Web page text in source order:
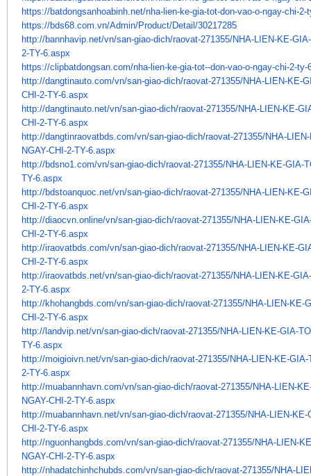
https://batdongsanhoabinh.net/nha-lien-ke-gia-tot-don-vao-o-ngay-chi-2-
https://bds68.com.vn/Admin/Product/Detail/30217285
http://bannhavip.net/vn/san-giao-dich/raovat-271355/NHA-LIEN-KE-
2-TY-6.aspx
https://clipbatdongsan.com/nha-lien-ke-gia-tot--don-vao-o-ngay-chi-2-ty-
http://dangtinauto.com/vn/san-giao-dich/raovat-271355/NHA-LIEN-KE-
CHI-2-TY-6.aspx
http://dangtinauto.net/vn/san-giao-dich/raovat-271355/NHA-LIEN-KE-
CHI-2-TY-6.aspx
http://dangtinraovatbds.com/vn/san-giao-dich/raovat-271355/NHA-
NGAY-CHI-2-TY-6.aspx
http://bdsno1.com/vn/san-giao-dich/raovat-271355/NHA-LIEN-KE-GIA-
TY-6.aspx
http://bdstoanquoc.net/vn/san-giao-dich/raovat-271355/NHA-LIEN-KE-
CHI-2-TY-6.aspx
http://diaocvn.online/vn/san-giao-dich/raovat-271355/NHA-LIEN-KE-
CHI-2-TY-6.aspx
http://iraovatbds.com/vn/san-giao-dich/raovat-271355/NHA-LIEN-KE-
CHI-2-TY-6.aspx
http://iraovatbds.net/vn/san-giao-dich/raovat-271355/NHA-LIEN-KE-
2-TY-6.aspx
http://khohangbds.com/vn/san-giao-dich/raovat-271355/NHA-LIEN-KE-
CHI-2-TY-6.aspx
http://landvip.net/vn/san-giao-dich/raovat-271355/NHA-LIEN-KE-GIA-
TY-6.aspx
http://moigioivn.net/vn/san-giao-dich/raovat-271355/NHA-LIEN-KE-GIA-
2-TY-6.aspx
http://muabannhavn.com/vn/san-giao-dich/raovat-271355/NHA-LIEN-
NGAY-CHI-2-TY-6.aspx
http://muabannhavn.net/vn/san-giao-dich/raovat-271355/NHA-LIEN-KE-
CHI-2-TY-6.aspx
http://nguonhangbds.com/vn/san-giao-dich/raovat-271355/NHA-LIEN-
NGAY-CHI-2-TY-6.aspx
http://nhadatchinhchubds.com/vn/san-giao-dich/raovat-271355/NHA-